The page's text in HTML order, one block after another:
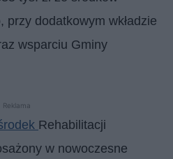
przy dodatkowym wkładzie
wsparciu Gminy
Reklama
Rehabilitacji
w nowoczesne